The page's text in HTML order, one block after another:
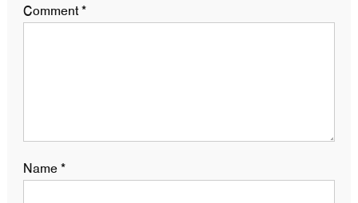
Comment*
Name*